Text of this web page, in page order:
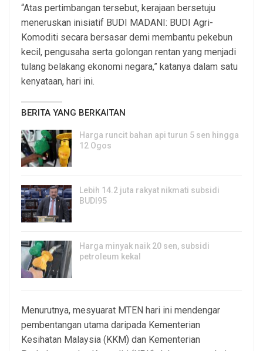
“Atas pertimbangan tersebut, kerajaan bersetuju
meneruskan inisiatif BUDI MADANI: BUDI Agri-
Komoditi secara bersasar demi membantu pekebun
kecil, pengusaha serta golongan rentan yang menjadi
tulang belakang ekonomi negara,” katanya dalam satu
kenyataan, hari ini.
BERITA YANG BERKAITAN
Harga runcit bahan api turun 5 sen hingga
12 Ogos
Lebih 14.2 juta rakyat nikmati subsidi
BUDI95
Harga minyak naik 20 sen, subsidi
petroleum kekal
Menurutnya, mesyuarat MTEN hari ini mendengar
pembentangan utama daripada Kementerian
Kesihatan Malaysia (KKM) dan Kementerian